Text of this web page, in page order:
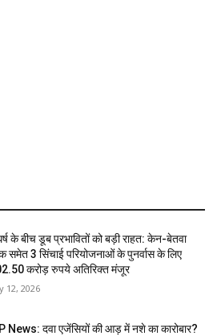
के बीच डूब प्रभावितों को बड़ी राहत: केन-बेतवा
समेत 3 सिंचाई परियोजनाओं के पुनर्वास के लिए
करोड़ रुपये अतिरिक्त मंजूर
12, 2026
News: दवा एजेंसियों की आड़ में नशे का कारोबार?